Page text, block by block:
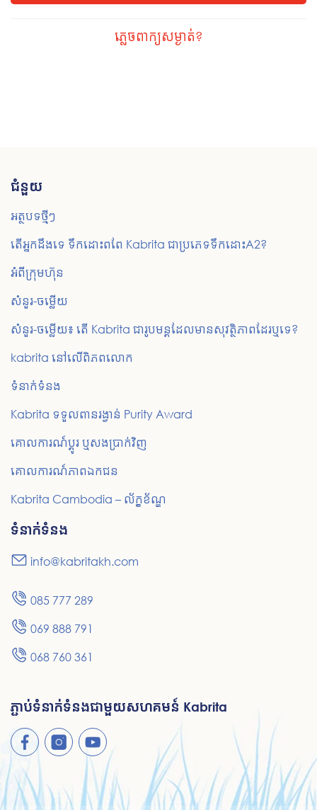
ភ្លេចពាក្យសម្ងាត់?
ជំនួយ
អត្ថបទថ្មីៗ
តើអ្នកដឹងទេ ទឹកដោះពពែ Kabrita ជាប្រភេទទឹកដោះA2?
អំពីក្រុមហ៊ុន
សំនួរ-ចម្លើយ
សំនួរ-ចម្លើយ៖ តើ Kabrita ជារូបមន្តដែលមានសុវត្ថិភាពដែរឬទេ?
kabrita នៅលើពិភពលោក
ទំនាក់ទំនង
Kabrita ទទួលពានរង្វាន់ Purity Award
គោលការណ៍ប្តូរ ឬសងប្រាក់វិញ
គោលការណ៍​ភាព​ឯកជន
Kabrita Cambodia – ល័ក្ខខ័ណ្ឌ
ទំនាក់ទំនង
info@kabritakh.com
085 777 289
069 888 791
068 760 361
ភ្ជាប់ទំនាក់ទំនងជាមួយសហគមន៍ Kabrita